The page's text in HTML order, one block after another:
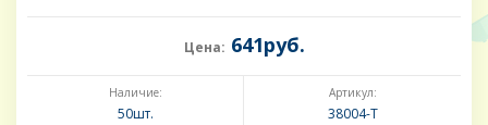
Цена: 641руб.
Наличие:
50шт.
Артикул:
38004-Т